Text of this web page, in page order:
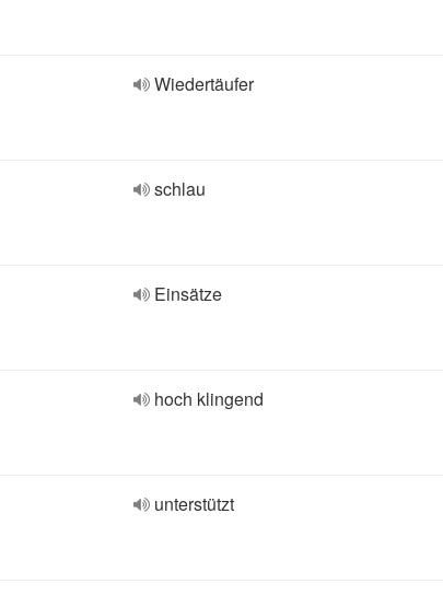
Wiedertäufer
schlau
Einsätze
hoch klingend
unterstützt